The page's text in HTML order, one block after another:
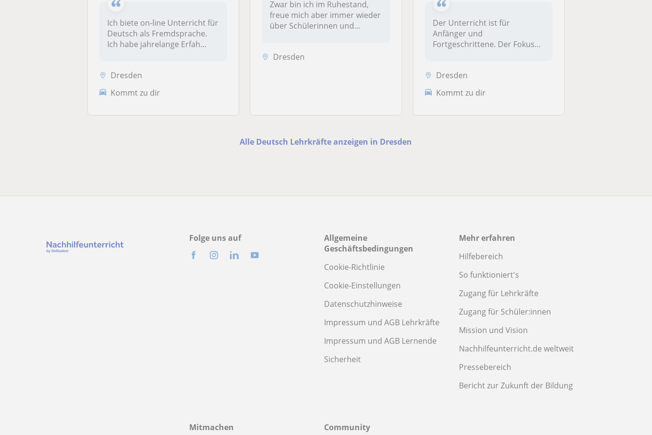
Ich biete on-line Unterricht für
Deutsch als Fremdsprache.
Ich habe jahrelange Erfah...
Dresden
Kommt zu dir
Zwar bin ich im Ruhestand,
freue mich aber immer wieder
über Schülerinnen und
Dresden
Der Unterricht ist für
Anfänger und
Fortgeschrittene. Der Fokus
Dresden
Kommt zu dir
Alle Deutsch Lehrkräfte anzeigen in Dresden
Folge uns auf
Allgemeine
Geschäftsbedingungen
Cookie-Richtlinie
Cookie-Einstellungen
Datenschutzhinweise
Impressum und AGB Lehrkräfte
Impressum und AGB Lernende
Sicherheit
Mehr erfahren
Hilfebereich
So funktioniert's
Zugang für Lehrkräfte
Zugang für Schüler:innen
Mission und Vision
Nachhilfeunterricht.de weltweit
Pressebereich
Bericht zur Zukunft der Bildung
Mitmachen Community